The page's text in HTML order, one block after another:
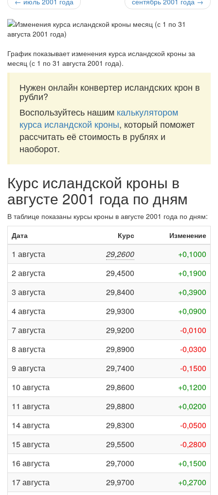
График показывает изменения курса исландской кроны за
месяц (с 1 по 31 августа 2001 года).
Нужен онлайн конвертер исландских крон в
рубли?
Воспользуйтесь нашим калькулятором
курса исландской кроны, который поможет
рассчитать её стоимость в рублях и
наоборот.
Курс исландской кроны в
августе 2001 года по дням
В таблице показаны курсы кроны в августе 2001 года по дням:
Дата
Курс Изменение
1 августа 29,2600
+0,1000
2 августа
29,4500
+0,1900
3 августа
29,8400
+0,3900
4 августа
29,9300
+0,0900
7 августа
29,9200
-0,0100
8 августа
29,8900
-0,0300
9 августа
29,7400
-0,1500
10 августа
29,8600
+0,1200
11 августа
29,8800
+0,0200
14 августа
29,8300
-0,0500
15 августа
29,5500
-0,2800
16 августа
29,7000
+0,1500
17 августа
29,9700
+0,2700